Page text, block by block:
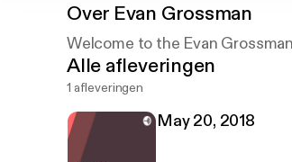
Over Evan Grossman
Welcome to the Evan
Alle afleveringen
1 afleveringen
May 20, 2018